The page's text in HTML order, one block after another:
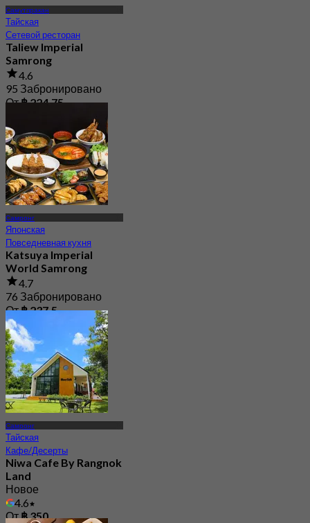
Самутпракан
Тайская
Сетевой ресторан
Taliew Imperial
Samrong
4.6
95 Забронировано
От฿ 224.75
Самронг
Японская
Повседневная кухня
Katsuya Imperial
World Samrong
4.7
76 Забронировано
От฿ 237.5
Самронг
Тайская
Кафе/Десерты
Niwa Cafe By Rangnok
Land
Новое
4.6
От฿ 350